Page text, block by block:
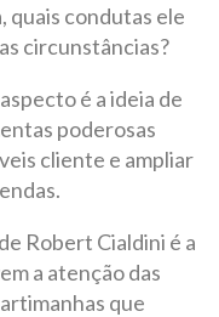
quais condutas ele
circunstâncias?
é a ideia de
poderosas
cliente e ampliar
Robert Cialdini é a
a atenção das
que